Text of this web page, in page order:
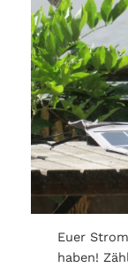
Euer
haben!